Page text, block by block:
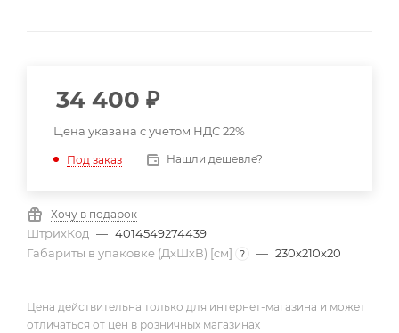
34 400 ₽
Цена указана с учетом НДС 22%
Под заказ Нашли дешевле?
Хочу в подарок
ШтрихКод — 4014549274439
Габариты в упаковке (ДхШхВ) [cм]
? — 230x210x20
Цена действительна только для интернет-магазина и может
отличаться от цен в розничных магазинах